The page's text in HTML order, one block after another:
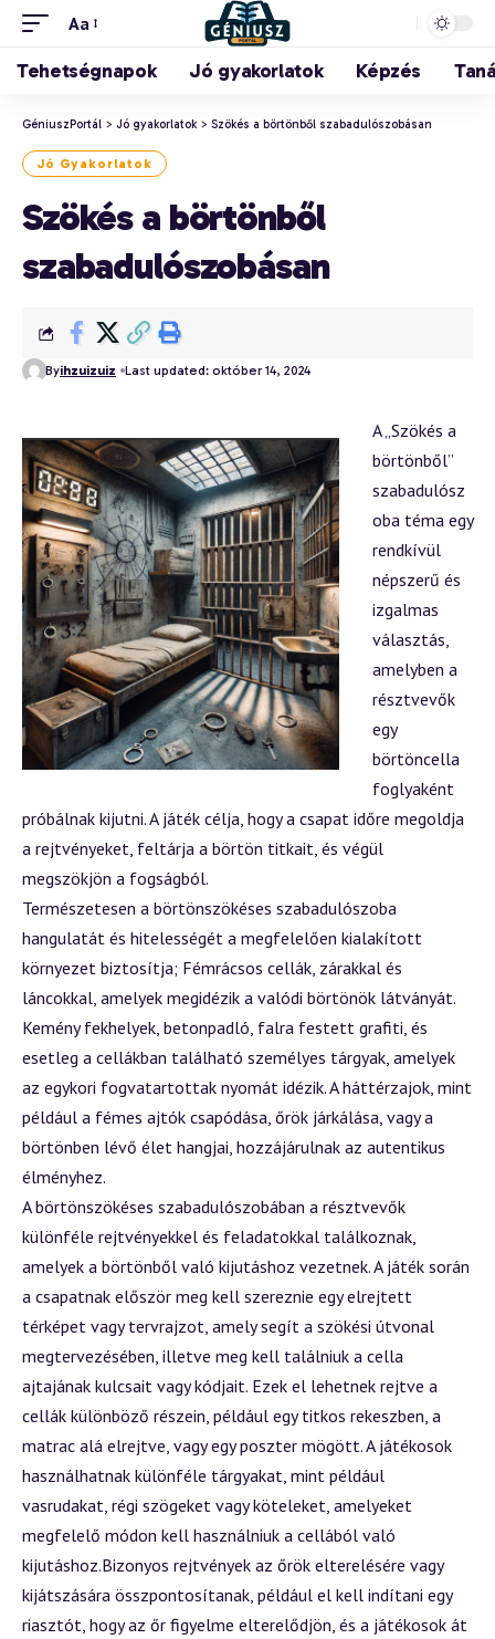
Aa
Tehetségnapok Jó gyakorlatok Képzés
GéniuszPortál > Jó gyakorlatok > Szökés a börtönből szabadulószobásan
Jó Gyakorlatok
Szökés a börtönből
szabadulószobásan
Byihzuizuiz Last updated: október 14, 2024
A „Szökés a
börtönből”
szabadulósz
oba téma egy
rendkívül
népszerű és
izgalmas
választás,
amelyben a
résztvevők
egy
börtöncella
foglyaként
próbálnak kijutni. A játék célja, hogy a csapat időre megoldja
a rejtvényeket, feltárja a börtön titkait, és végül
megszökjön a fogságból.
Természetesen a börtönszökéses szabadulószoba
hangulatát és hitelességét a megfelelően kialakított
környezet biztosítja; Fémrácsos cellák, zárakkal és
láncokkal, amelyek megidézik a valódi börtönök látványát.
Kemény fekhelyek, betonpadló, falra festett grafiti, és
esetleg a cellákban található személyes tárgyak, amelyek
az egykori fogvatartottak nyomát idézik. A háttérzajok, mint
például a fémes ajtók csapódása, őrök járkálása, vagy a
börtönben lévő élet hangjai, hozzájárulnak az autentikus
élményhez.
A börtönszökéses szabadulószobában a résztvevők
különféle rejtvényekkel és feladatokkal találkoznak,
amelyek a börtönből való kijutáshoz vezetnek. A játék során
a csapatnak először meg kell szereznie egy elrejtett
térképet vagy tervrajzot, amely segít a szökési útvonal
megtervezésében, illetve meg kell találniuk a cella
ajtajának kulcsait vagy kódjait. Ezek el lehetnek rejtve a
cellák különböző részein, például egy titkos rekeszben, a
matrac alá elrejtve, vagy egy poszter mögött. A játékosok
használhatnak különféle tárgyakat, mint például
vasrudakat, régi szögeket vagy köteleket, amelyeket
megfelelő módon kell használniuk a cellából való
kijutáshoz.Bizonyos rejtvények az őrök elterelésére vagy
kijátszására összpontosítanak, például el kell indítani egy
riasztót, hogy az őr figyelme elterelődjön, és a játékosok át